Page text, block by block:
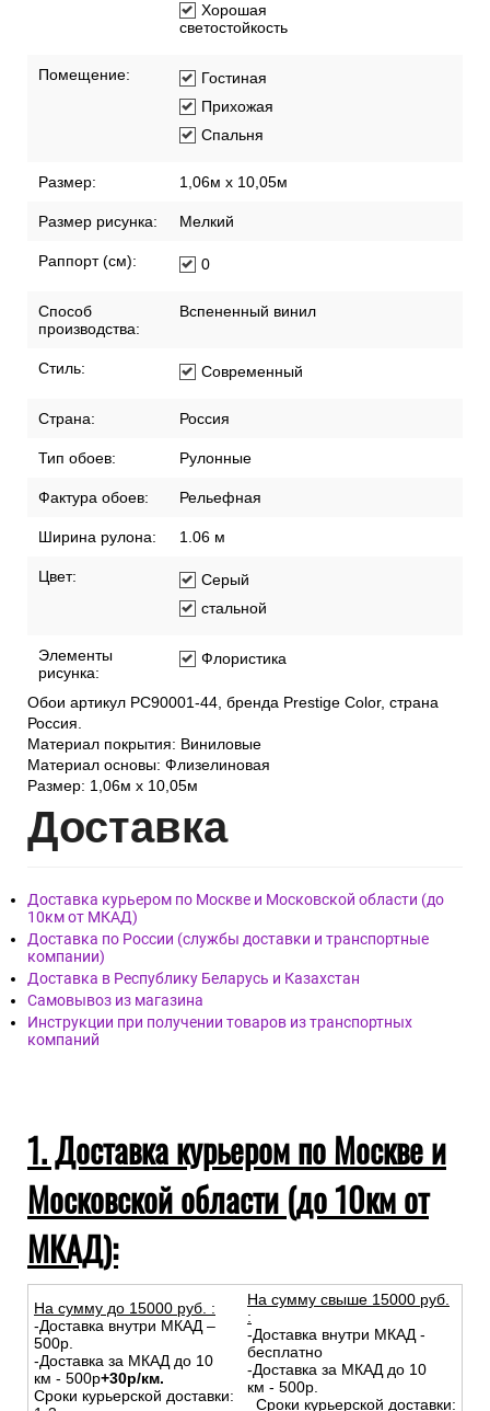
Хорошая
светостойкость
Помещение:
Гостиная
Прихожая
Спальня
Размер: 1,06м х 10,05м
Размер рисунка: Мелкий
Раппорт (см): 0
Способ
производства:
Вспененный винил
Стиль: Современный
Страна: Россия
Тип обоев: Рулонные
Фактура обоев: Рельефная
Ширина рулона: 1.06 м
Цвет:
Серый
стальной
Элементы
рисунка:
Флористика
Обои артикул PC90001-44, бренда Prestige Color, страна
Россия.
Материал покрытия: Виниловые
Материал основы: Флизелиновая
Размер: 1,06м х 10,05м
Доставка
Доставка курьером по Москве и Московской области (до
10км от МКАД)
Доставка по России (службы доставки и транспортные
компании)
Доставка в Республику Беларусь и Казахстан
Самовывоз из магазина
Инструкции при получении товаров из транспортных
компаний
1. Доставка курьером по Москве и
Московской области (до 10км от
МКАД):
На сумму до 15000 руб. :
-Доставка внутри МКАД –
500р.
-Доставка за МКАД до 10
км - 500р+30р/км.
Сроки курьерской доставки:
На сумму свыше 15000 руб.
:
-Доставка внутри МКАД -
бесплатно
-Доставка за МКАД до 10
км - 500р.
Сроки курьерской доставки: